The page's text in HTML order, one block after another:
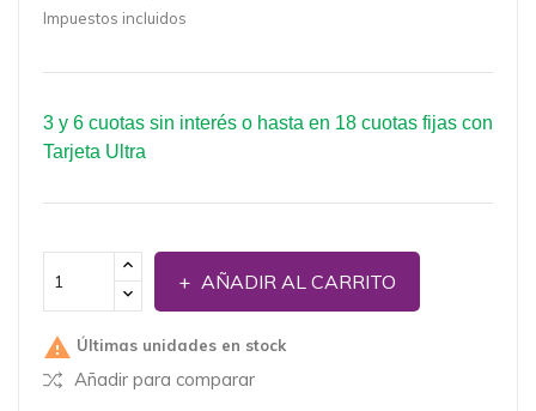
Impuestos incluidos
3 y 6 cuotas sin interés o hasta en 18 cuotas fijas con
Tarjeta Ultra
AÑADIR AL CARRITO
 Últimas unidades en stock
Añadir para comparar